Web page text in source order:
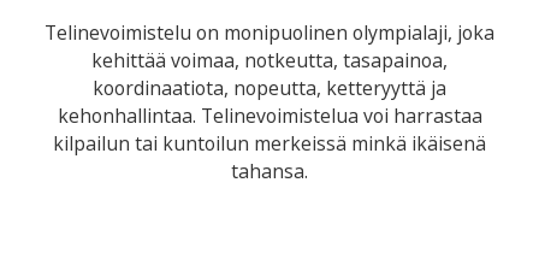
Telinevoimistelu on monipuolinen olympialaji, joka
kehittää voimaa, notkeutta, tasapainoa,
koordinaatiota, nopeutta, ketteryyttä ja
kehonhallintaa. Telinevoimistelua voi harrastaa
kilpailun tai kuntoilun merkeissä minkä ikäisenä
tahansa.